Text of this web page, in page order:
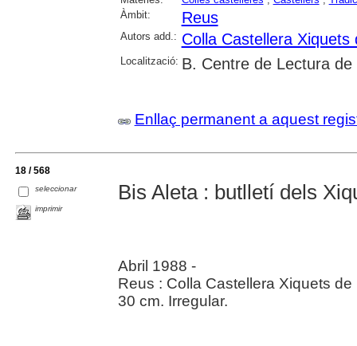
Àmbit:
Reus
Autors add.: Colla Castellera Xiquets
Localització: B. Centre de Lectura
Enllaç permanent a aquest
18 / 568
seleccionar
imprimir
Bis Aleta : butlletí dels
Abril 1988 -
Reus : Colla Castellera Xiquets
30 cm. Irregular.